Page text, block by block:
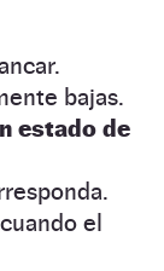
bajas.
estado de
cuando el